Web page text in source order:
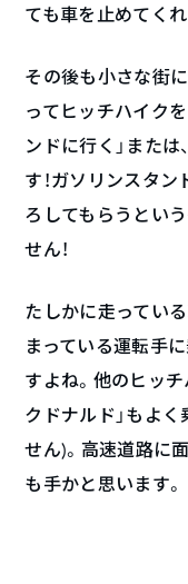
ても車を止めてく
その後も小さな街
ってヒッチハイク
ンドに行く」または
す！ガソリンスタ
ろしてもらうとい
せん！
たしかに走ってい
まっている運転手
すよね。他のヒッ
クドナルド」もよ
せん)。高速道路に
も手かと思います。